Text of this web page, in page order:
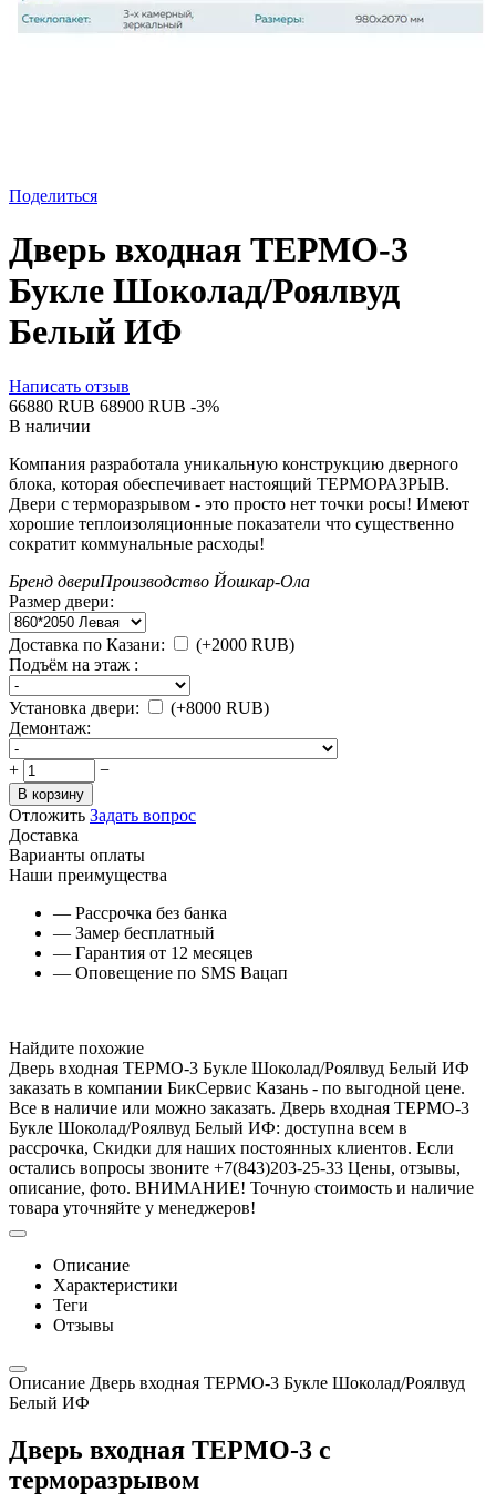
Поделиться
Дверь входная ТЕРМО-3
Букле Шоколад/Роялвуд
Белый ИФ
Написать отзыв
‍66880‍ RUB ‍68900‍ RUB -3%
В наличии
Компания разработала уникальную конструкцию дверного
блока, которая обеспечивает настоящий ТЕРМОРАЗРЫВ.
Двери с терморазрывом - это просто нет точки росы! Имеют
хорошие теплоизоляционные показатели что существенно
сократит коммунальные расходы!
Бренд двериПроизводство Йошкар-Ола
Размер двери:
Доставка по Казани: (+2000 RUB)
Подъём на этаж :
Установка двери: (+8000 RUB)
Демонтаж:
+ −
В корзину
Отложить Задать вопрос
Доставка
Варианты оплаты
Наши преимущества
— Рассрочка без банка
— Замер бесплатный
— Гарантия от 12 месяцев
— Оповещение по SMS Вацап
Найдите похожие
Дверь входная ТЕРМО-3 Букле Шоколад/Роялвуд Белый ИФ
заказать в компании БикСервис Казань - по выгодной цене.
Все в наличие или можно заказать. Дверь входная ТЕРМО-3
Букле Шоколад/Роялвуд Белый ИФ: доступна всем в
рассрочка, Скидки для наших постоянных клиентов. Если
остались вопросы звоните +7(843)203-25-33 Цены, отзывы,
описание, фото. ВНИМАНИЕ! Точную стоимость и наличие
товара уточняйте у менеджеров!
Описание
Характеристики
Теги
Отзывы
Описание Дверь входная ТЕРМО-3 Букле Шоколад/Роялвуд
Белый ИФ
Дверь входная ТЕРМО-3 с
терморазрывом